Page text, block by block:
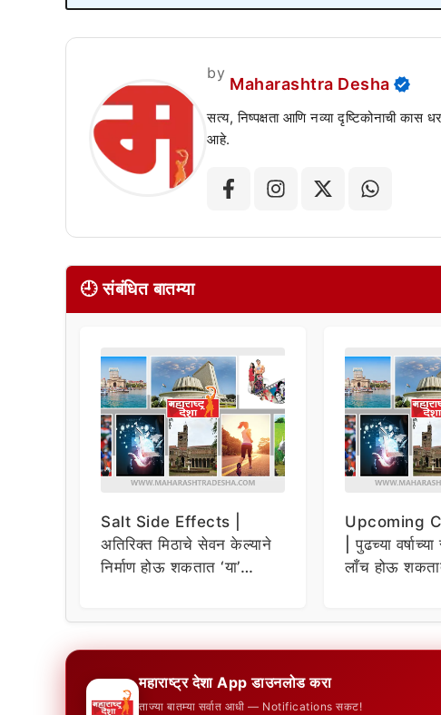
by
Maharashtra Desha
सत्य, निष्पक्षता आणि नव्या दृष्टिकोनाची
आहे.
🕘 संबंधित बातम्या
Salt Side Effects |
अतिरिक्त मिठाचे सेवन केल्याने
निर्माण होऊ शकतात ‘या’
Upcoming
| पुढच्या
लाँच होऊ
महाराष्ट्र देशा App डाउनलोड करा
ताज्या बातम्या सर्वात आधी — Notifications सकट!